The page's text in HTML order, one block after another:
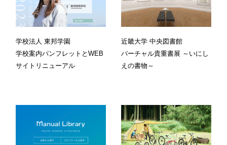
学校法人 東邦学園
学校案内パンフレットとWEB
サイトリニューアル
近畿大学 中央図書館
バーチャル貴重書展 ～いにし
えの書物～